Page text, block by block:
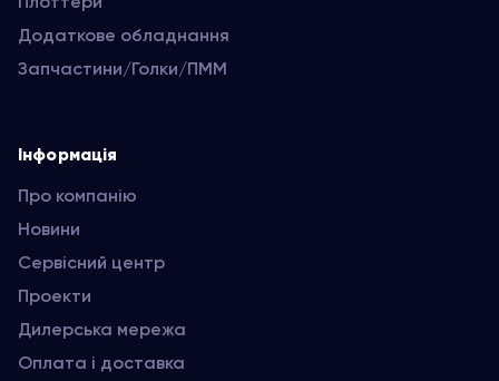
Додаткове обладнання
Запчастини/Голки/ПММ
Інформація
Про компанію
Новини
Сервісний центр
Проекти
Дилерська мережа
Оплата і доставка